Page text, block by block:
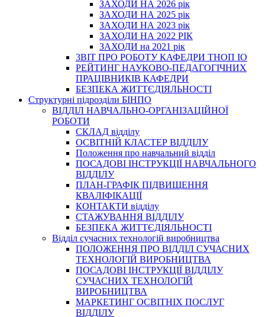
ЗАХОДИ НА 2026 рік
ЗАХОДИ НА 2025 рік
ЗАХОДИ НА 2023 рік
ЗАХОДИ НА 2022 РІК
ЗАХОДИ на 2021 рік
3BIT ПРО РОБОТУ КАФЕДРИ ТНОП ІО
РЕЙТИНГ НАУКОВО-ПЕДАГОГІЧНИХ
ПРАЦІВНИКІВ КАФЕДРИ
БЕЗПЕКА ЖИТТЄДІЯЛЬНОСТІ
Структурні підрозділи БІНПО
ВІДДІЛ НАВЧАЛЬНО-ОРГАНІЗАЦІЙНОЇ
РОБОТИ
СКЛАД відділу
ОСВІТНІЙ КЛАСТЕР ВІДДІЛУ
Положення про навчальний вiддiл
ПОСАДОВІ ІНСТРУКЦІЇ НАВЧАЛЬНОГО
ВІДДІЛУ
ПЛАН-ГРАФІК ПІДВИЩЕННЯ
КВАЛІФІКАЦІЇ
КОНТАКТИ відділу
СТАЖУВАННЯ ВІДДІЛУ
БЕЗПЕКА ЖИТТЄДІЯЛЬНОСТІ
Відділ сучасних технологій виробництва
ПОЛОЖЕННЯ ПРО ВІДДІЛ СУЧАСНИХ
ТЕХНОЛОГІЙ ВИРОБНИЦТВА
ПОСАДОВІ ІНСТРУКЦІЇ ВІДДІЛУ
СУЧАСНИХ ТЕХНОЛОГІЙ
ВИРОБНИЦТВА
МАРКЕТИНГ ОСВІТНІХ ПОСЛУГ
ВІДДІЛУ